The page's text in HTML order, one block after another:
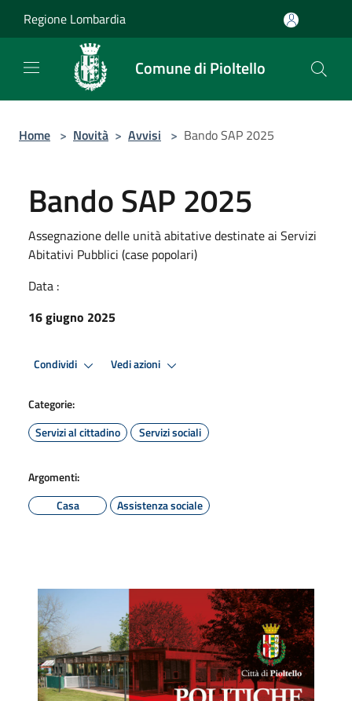
Regione Lombardia
Comune di Pioltello
Home > Novità > Avvisi > Bando SAP 2025
Bando SAP 2025
Assegnazione delle unità abitative destinate ai Servizi
Abitativi Pubblici (case popolari)
Data :
16 giugno 2025
Condividi Vedi azioni
Categorie:
Servizi al cittadino
Servizi sociali
Argomenti:
Casa
Assistenza sociale